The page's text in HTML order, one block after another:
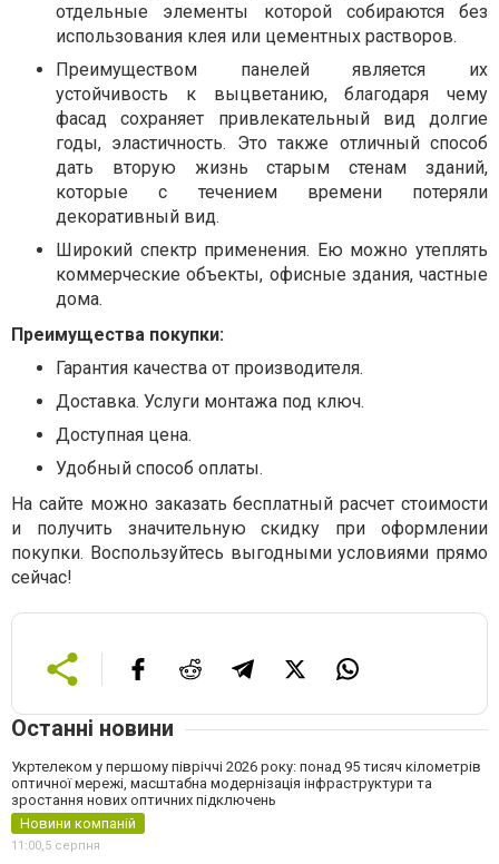
отдельные элементы которой собираются без
использования клея или цементных растворов.
Преимуществом панелей является их
устойчивость к выцветанию, благодаря чему
фасад сохраняет привлекательный вид долгие
годы, эластичность. Это также отличный способ
дать вторую жизнь старым стенам зданий,
которые с течением времени потеряли
декоративный вид.
Широкий спектр применения. Ею можно утеплять
коммерческие объекты, офисные здания, частные
дома.
Преимущества покупки:
Гарантия качества от производителя.
Доставка. Услуги монтажа под ключ.
Доступная цена.
Удобный способ оплаты.
На сайте можно заказать бесплатный расчет стоимости
и получить значительную скидку при оформлении
покупки. Воспользуйтесь выгодными условиями прямо
сейчас!
Останні новини
Укртелеком у першому півріччі 2026 року: понад 95 тисяч кілометрів
оптичної мережі, масштабна модернізація інфраструктури та
зростання нових оптичних підключень
Новини компаній
11:00,5 серпня